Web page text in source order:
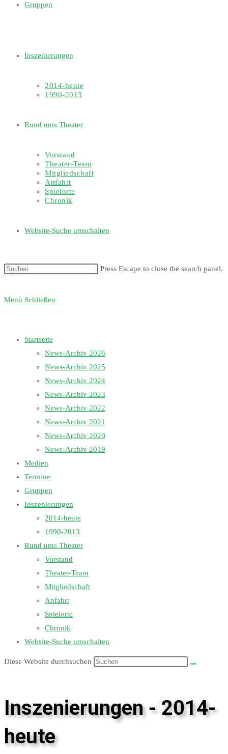
Gruppen
Inszenierungen
2014-heute
1990-2013
Rund ums Theater
Vorstand
Theater-Team
Mitgliedschaft
Anfahrt
Spielorte
Chronik
Website-Suche umschalten
Press Escape to close the search panel.
Menü Schließen
Startseite
News-Archiv 2026
News-Archiv 2025
News-Archiv 2024
News-Archiv 2023
News-Archiv 2022
News-Archiv 2021
News-Archiv 2020
News-Archiv 2019
Medien
Termine
Gruppen
Inszenierungen
2014-heute
1990-2013
Rund ums Theater
Vorstand
Theater-Team
Mitgliedschaft
Anfahrt
Spielorte
Chronik
Website-Suche umschalten
Diese Website durchsuchen
Inszenierungen - 2014-
heute